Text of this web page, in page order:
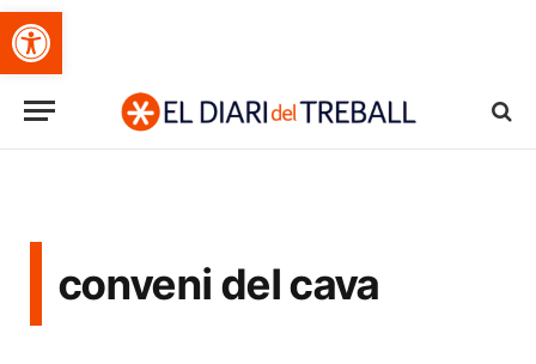
Obre la barra d'eines
conveni del cava